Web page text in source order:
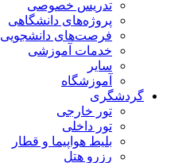
تدریس خصوصی
پروژه‌های دانشگاهی
فرصت‌های دانشجویی
خدمات آموزشی
سایر
آموزشگاه
گردشگری
تور خارجی
تور داخلی
بلیط هواپیما و قطار
رزرو هتل